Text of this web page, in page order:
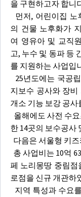
을 구현하고자 합니
먼저, 어린이집 노
의 건물 노후화가
여 영유아 및 교직
고, 누수 및 동파 등
를 지원하는 사업입
25년도에는 국공
지보수 공사와 장
개소 기능 보강 공
올해에도 사전 수
한 14곳의 보수공사
다음은 서울형 키
총 사업비는 10억
페 노리몽땅 중림점
로점을 신규 개관하
지역 특성과 수요